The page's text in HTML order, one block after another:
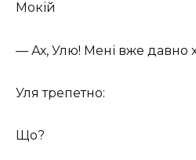
Мокій
— Ах, Улю! Мені вже давно
Уля трепетно:
Що?